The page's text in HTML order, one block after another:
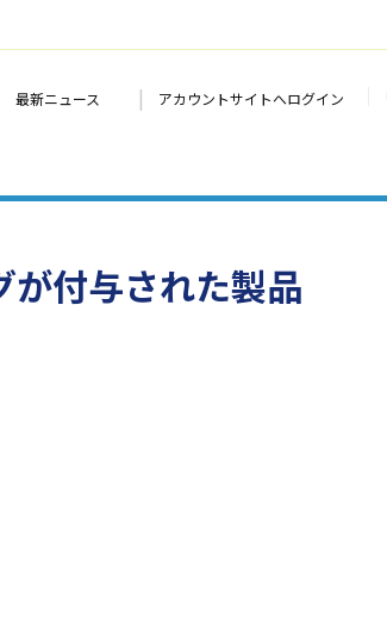
最新ニュース | アカウントサイトへログイン
が付与された製品